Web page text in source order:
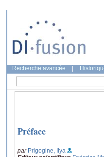
Recherche avancée
Préface
par Prigogine, Ilya